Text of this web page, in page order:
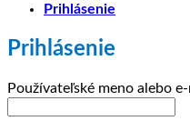
Prihlásenie
Prihlásenie
Používateľské meno alebo